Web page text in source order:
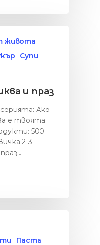
живота
Супи
и праз
Ако
е твоята
500
2-3
Паста
Месо
Супи
Средиземнорска
Здраве
Сладките неща
живота
Уикенд
Закуска
Обяд
Заведения
Други
За мен